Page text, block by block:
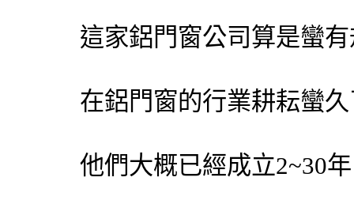
這家鋁門窗公司算是蠻
在鋁門窗的行業耕耘蠻
他們大概已經成立2~30